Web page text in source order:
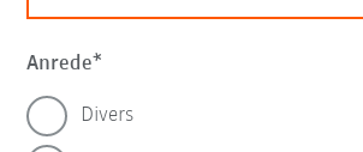
Anrede
Divers